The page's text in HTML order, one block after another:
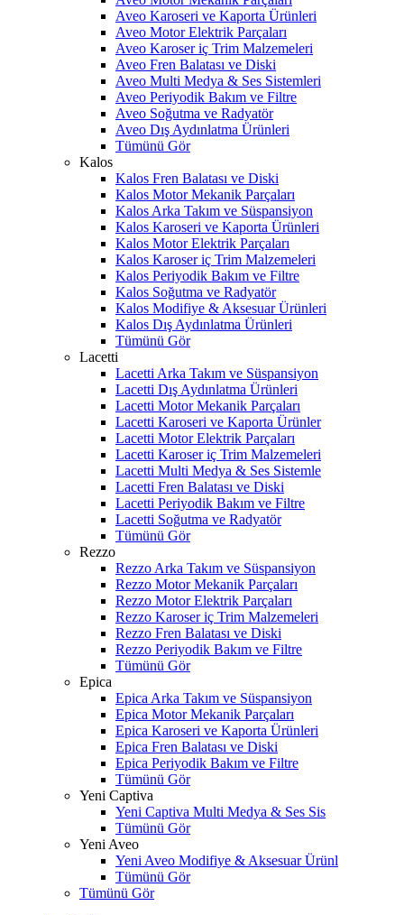
Aveo Karoseri ve Kaporta Ürünleri
Aveo Motor Elektrik Parçaları
Aveo Karoser iç Trim Malzemeleri
Aveo Fren Balatası ve Diski
Aveo Multi Medya & Ses Sistemleri
Aveo Periyodik Bakım ve Filtre
Aveo Soğutma ve Radyatör
Aveo Dış Aydınlatma Ürünleri
Tümünü Gör
Kalos
Kalos Fren Balatası ve Diski
Kalos Motor Mekanik Parçaları
Kalos Arka Takım ve Süspansiyon
Kalos Karoseri ve Kaporta Ürünleri
Kalos Motor Elektrik Parçaları
Kalos Karoser iç Trim Malzemeleri
Kalos Periyodik Bakım ve Filtre
Kalos Soğutma ve Radyatör
Kalos Modifiye & Aksesuar Ürünleri
Kalos Dış Aydınlatma Ürünleri
Tümünü Gör
Lacetti
Lacetti Arka Takım ve Süspansiyon
Lacetti Dış Aydınlatma Ürünleri
Lacetti Motor Mekanik Parçaları
Lacetti Karoseri ve Kaporta Ürünler
Lacetti Motor Elektrik Parçaları
Lacetti Karoser iç Trim Malzemeleri
Lacetti Multi Medya & Ses Sistemle
Lacetti Fren Balatası ve Diski
Lacetti Periyodik Bakım ve Filtre
Lacetti Soğutma ve Radyatör
Tümünü Gör
Rezzo
Rezzo Arka Takım ve Süspansiyon
Rezzo Motor Mekanik Parçaları
Rezzo Motor Elektrik Parçaları
Rezzo Karoser iç Trim Malzemeleri
Rezzo Fren Balatası ve Diski
Rezzo Periyodik Bakım ve Filtre
Tümünü Gör
Epica
Epica Arka Takım ve Süspansiyon
Epica Motor Mekanik Parçaları
Epica Karoseri ve Kaporta Ürünleri
Epica Fren Balatası ve Diski
Epica Periyodik Bakım ve Filtre
Tümünü Gör
Yeni Captiva
Yeni Captiva Multi Medya & Ses Sis
Tümünü Gör
Yeni Aveo
Yeni Aveo Modifiye & Aksesuar Ürünl
Tümünü Gör
Tümünü Gör